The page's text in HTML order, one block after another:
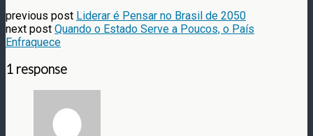
previous post Liderar é Pensar no Brasil de 2050
next post Quando o Estado Serve a Poucos, o País
Enfraquece
1 response